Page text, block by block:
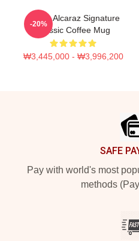
Carlos Alcaraz Signature
Classic Coffee Mug
₩3,445,000 - ₩3,996,200
-20%
SAFE
Pay with world's most
methods